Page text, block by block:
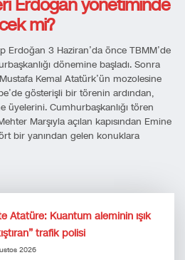
mi?
Erdoğan 3 Haziran’da önce TBMM’de
dönemine başladı. Sonra
Kemal Atatürk’ün mozolesine
gösterişli bir törenin ardından,
üyelerini. Cumhurbaşkanlığı tören
Marşıyla açılan kapısından Emine
bir yanından gelen konuklara
Atatüre: Kuantum aleminin ışık
trafik polisi
2026